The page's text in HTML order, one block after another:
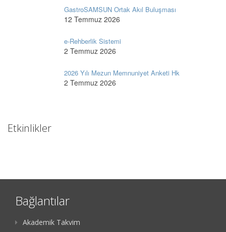
GastroSAMSUN Ortak Akıl Buluşması
12 Temmuz 2026
e-Rehberlik Sistemi
2 Temmuz 2026
2026 Yılı Mezun Memnuniyet Anketi Hk
2 Temmuz 2026
Etkinlikler
Bağlantılar
Akademik Takvim